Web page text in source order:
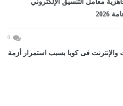
معامل التنسيق الإلكتروني
0
والإنترنت فى كوبا بسبب استمرار أزمة